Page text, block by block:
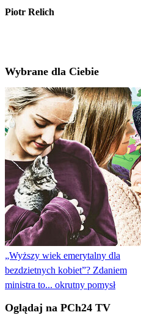
Piotr Relich
Wybrane dla Ciebie
„Wyższy wiek emerytalny dla
bezdzietnych kobiet”? Zdaniem
ministra to... okrutny pomysł
Oglądaj na PCh24 TV